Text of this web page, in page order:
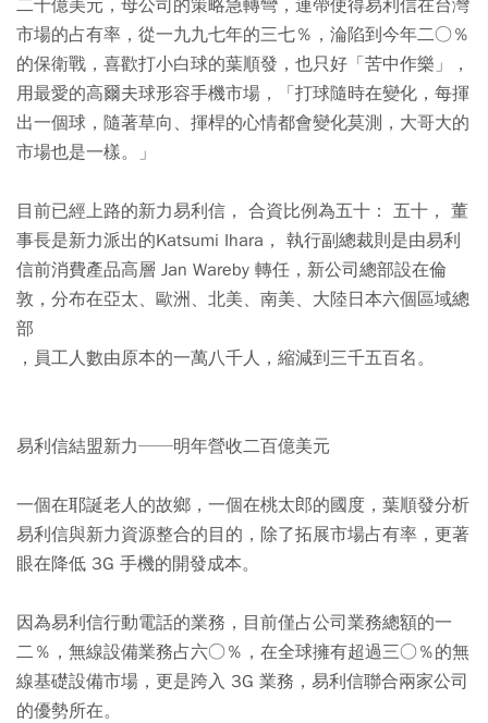
二十億美元，母公司的策略急轉彎，連帶使得易利信在台灣
市場的占有率，從一九九七年的三七％，淪陷到今年二○％
的保衛戰，喜歡打小白球的葉順發，也只好「苦中作樂」，
用最愛的高爾夫球形容手機市場，「打球隨時在變化，每揮
出一個球，隨著草向、揮桿的心情都會變化莫測，大哥大的
市場也是一樣。」
目前已經上路的新力易利信， 合資比例為五十： 五十， 董
事長是新力派出的Katsumi Ihara， 執行副總裁則是由易利
信前消費產品高層 Jan Wareby 轉任，新公司總部設在倫
敦，分布在亞太、歐洲、北美、南美、大陸日本六個區域總
部
，員工人數由原本的一萬八千人，縮減到三千五百名。
易利信結盟新力──明年營收二百億美元
一個在耶誕老人的故鄉，一個在桃太郎的國度，葉順發分析
易利信與新力資源整合的目的，除了拓展市場占有率，更著
眼在降低 3G 手機的開發成本。
因為易利信行動電話的業務，目前僅占公司業務總額的一
二％，無線設備業務占六○％，在全球擁有超過三○％的無
線基礎設備市場，更是跨入 3G 業務，易利信聯合兩家公司
的優勢所在。